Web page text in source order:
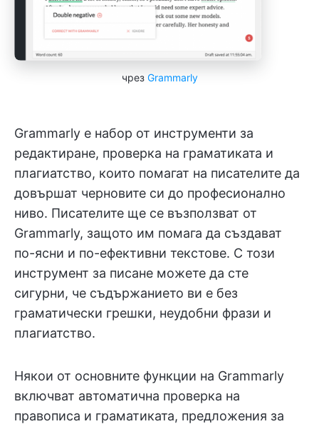
чрез Grammarly
Grammarly е набор от инструменти за
редактиране, проверка на граматиката и
плагиатство, които помагат на писателите да
довършат черновите си до професионално
ниво. Писателите ще се възползват от
Grammarly, защото им помага да създават
по-ясни и по-ефективни текстове. С този
инструмент за писане можете да сте
сигурни, че съдържанието ви е без
граматически грешки, неудобни фрази и
плагиатство.
Някои от основните функции на Grammarly
включват автоматична проверка на
правописа и граматиката, предложения за